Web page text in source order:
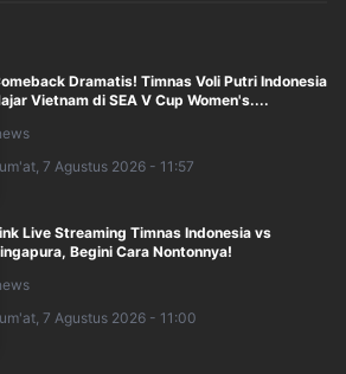
Dramatis! Timnas Voli Putri Indonesia
Vietnam di SEA V Cup Women's....
7 Agustus 2026 - 11:57
Live Streaming Timnas Indonesia vs
Begini Cara Nontonnya!
7 Agustus 2026 - 11:00